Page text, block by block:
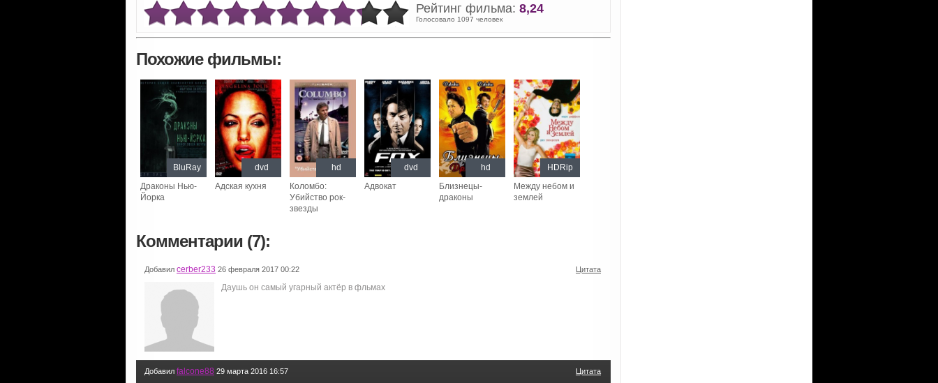
Рейтинг фильма: 8,24
Голосовало 1097 человек
Похожие фильмы:
Драконы Нью-
Йорка
BluRay
Адская кухня
dvd
Коломбо:
Убийство рок-
звезды
hd
Адвокат
dvd
Близнецы-
драконы
hd
Между небом и
землей
HDRip
Комментарии (7):
Добавил cerber233 26 февраля 2017 00:22 Цитата
Даушь он самый угарный актёр в фльмах
Добавил falcone88 29 марта 2016 16:57 Цитата